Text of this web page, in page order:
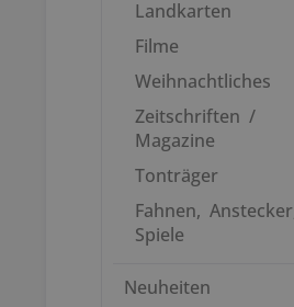
Landkarten
Filme
Weihnachtliches
Zeitschriften /
Magazine
Tonträger
Fahnen, Anstecker,
Spiele
Neuheiten